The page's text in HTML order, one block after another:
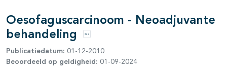
Oesofaguscarcinoom - Neoadjuvante
behandeling
Opties
Publicatiedatum: 01-12-2010
Beoordeeld op geldigheid: 01-09-2024